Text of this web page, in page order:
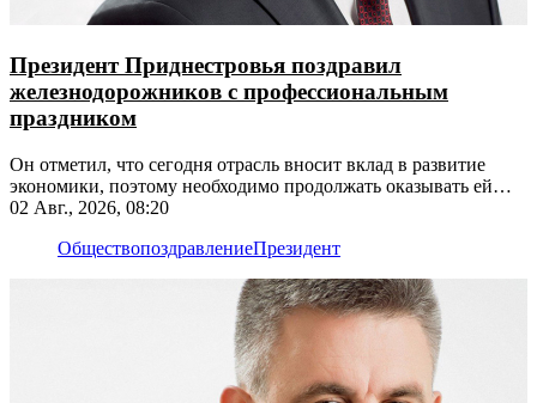
Президент Приднестровья поздравил
железнодорожников с профессиональным
праздником
Он отметил, что сегодня отрасль вносит вклад в развитие
экономики, поэтому необходимо продолжать оказывать ей
поддержку
02 Авг., 2026, 08:20
ОбществопоздравлениеПрезидент